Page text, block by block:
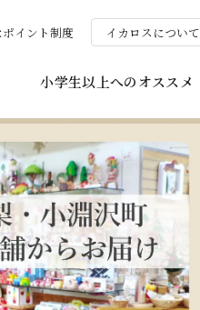
イント制度 イカロスについて
小学生以上へのオススメ